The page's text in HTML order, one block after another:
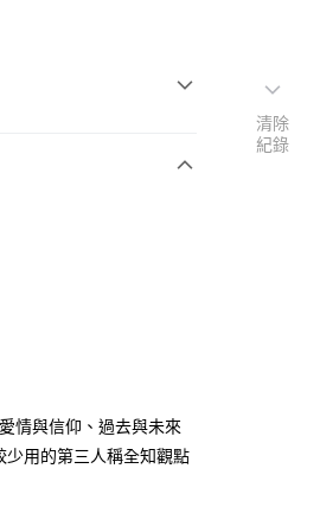
情與信仰、過去與未來
少用的第三人稱全知觀點
清除
紀錄